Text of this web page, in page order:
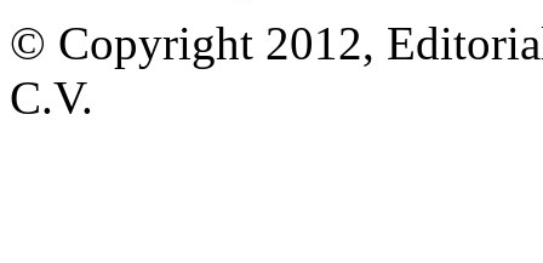
© Copyright 2012,
C.V.